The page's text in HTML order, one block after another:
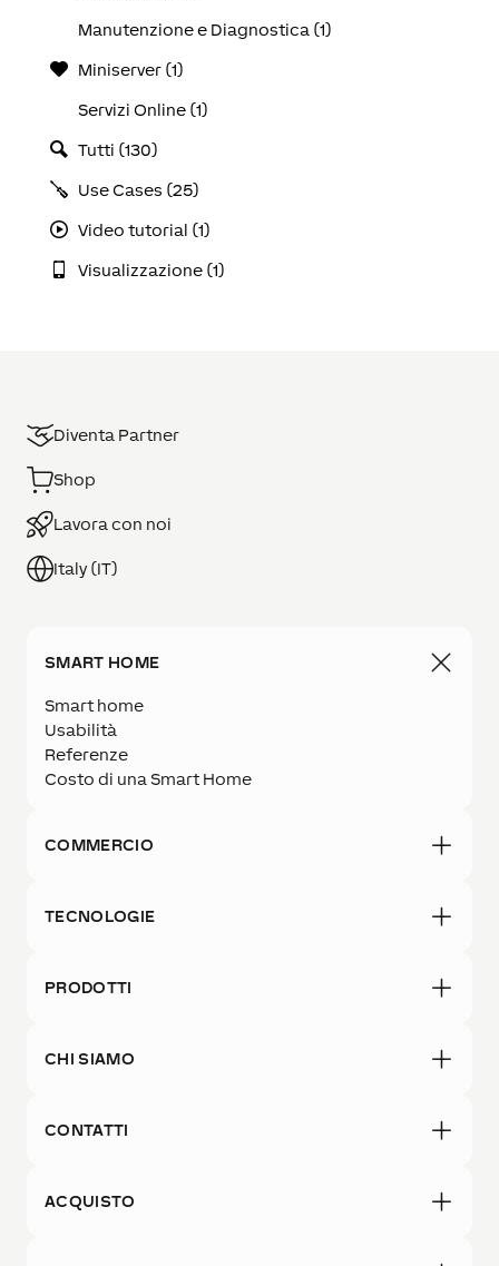
Manutenzione e Diagnostica (1)
Miniserver (1)
Servizi Online (1)
Tutti (130)
Use Cases (25)
Video tutorial (1)
Visualizzazione (1)
Diventa Partner
Shop
Lavora con noi
Italy (IT)
SMART HOME
Smart home
Usabilità
Referenze
Costo di una Smart Home
COMMERCIO
TECNOLOGIE
PRODOTTI
CHI SIAMO
CONTATTI
ACQUISTO